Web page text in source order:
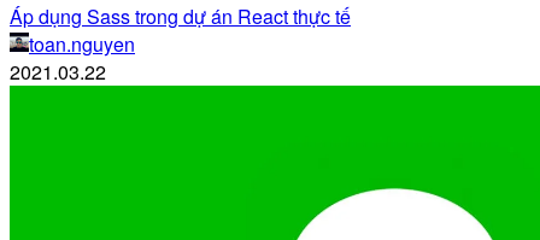
Áp dụng Sass trong dự án React thực tế
toan.nguyen
2021.03.22